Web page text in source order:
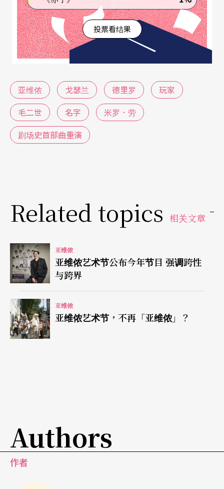
序渐进的方式开启自己的感知世界。
瑞士籍导演米罗．劳（Milo Rau）今年五月接任比
利时根特国家剧院（NTGent）总监时，发表了震撼
国际剧坛的《根特宣言》。在这类似《逗马宣言》
ogme 95的声明中，米罗．劳强调表演艺术介入现
实的方法与责任：「剧场演出之目的并非是再现世
界，而是改变世界。」「剧场呈现不是产品，而是
要有两种语言与两位非专业的表演者。」「剧院每
年至少要有一出制作在战争区排练或演出。」等
等。
引发深层思索的悲剧重演
米罗．劳的新作《剧场史首部曲――重演》
Histoire(s) du theatre重探二○一二年引爆比利时社
会恐慌的同志虐杀案，带领观众进入一个真实与虚
产生的净化效果。导演刻意交错专业和非专业表演
者的陈述，以及真实访谈与模拟场景，让观众一步
步陷入这场虚实辩证的游戏之中。对他来说，「这
投票看结果
亚维侬 戈瑟兰 德里罗
玩家
毛二世
名字
米罗．劳
剧场史首部曲――重演
Related topics 相关文章
亚维侬
亚维侬艺术节公布今年节目 强调跨性
与跨界
亚维侬
亚维侬艺术节，不再「亚维侬」？
Authors
作者